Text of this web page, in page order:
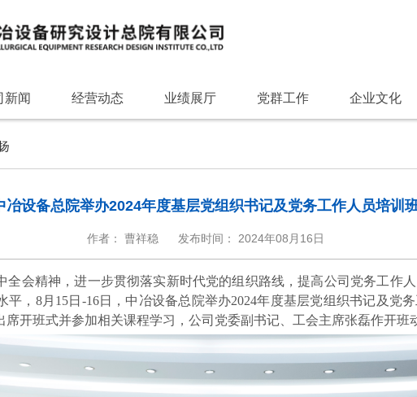
新闻 经营动态 业绩展厅 党群工作 企业文化
冶设备总院举办2024年度基层党组织书记及党务工作人员培训
作者： 曹祥稳 发布时间： 2024年08月16日
全会精神，进一步贯彻落实新时代党的组织路线，提高公司党务工作
平， 8月15日-16日，中冶设备总院举办2024年度基层党组织书记及党
开班式并参加相关课程学习，公司党委副书记、工会主席张磊作开班